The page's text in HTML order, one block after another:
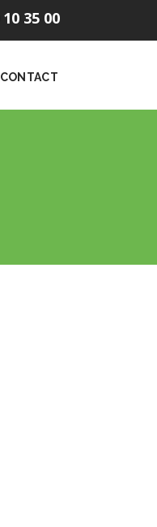
35 00
CONTACT